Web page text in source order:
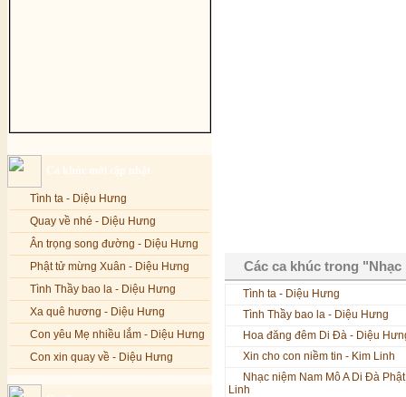
Ca khúc mới cập nhật
Tình ta - Diệu Hưng
Quay về nhé - Diệu Hưng
Ân trọng song đường - Diệu Hưng
Phật tử mừng Xuân - Diệu Hưng
Tình Thầy bao la - Diệu Hưng
Xa quê hương - Diệu Hưng
Con yêu Mẹ nhiều lắm - Diệu Hưng
Con xin quay về - Diệu Hưng
Các ca khúc trong "Nhạc
Tình ta - Diệu Hưng
Tình Thầy bao la - Diệu Hưng
Hoa đăng đêm Di Đà - Diệu
Xin cho con niềm tin - Kim Linh
Nhạc niệm Nam Mô A Di Đà
Linh